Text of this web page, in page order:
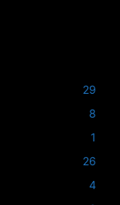
29
8
1
26
4